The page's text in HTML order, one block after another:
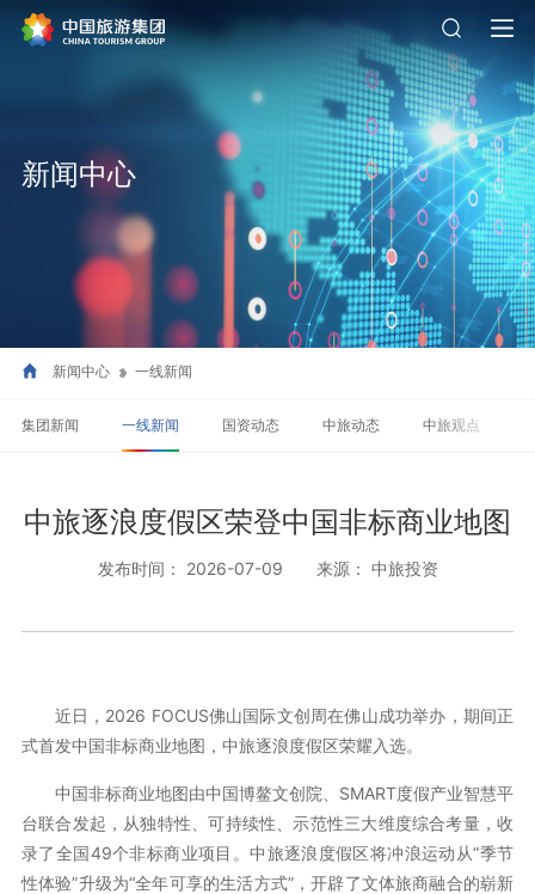
新闻中心
新闻中心 一线新闻
集团新闻 一线新闻 国资动态 中旅动态 中旅观点
中旅逐浪度假区荣登中国非标商业地图
发布时间： 2026-07-09 来源： 中旅投资
近日，2026 FOCUS佛山国际文创周在佛山成功举办，期间正
式首发中国非标商业地图，中旅逐浪度假区荣耀入选。
中国非标商业地图由中国博鳌文创院、SMART度假产业智慧平
台联合发起，从独特性、可持续性、示范性三大维度综合考量，收
录了全国49个非标商业项目。中旅逐浪度假区将冲浪运动从“季节
性体验”升级为“全年可享的生活方式”，开辟了文体旅商融合的崭新